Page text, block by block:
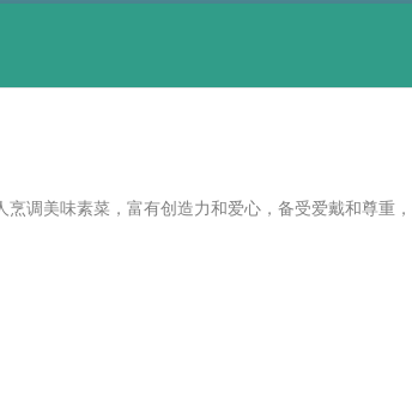
调美味素菜，富有创造力和爱心，备受爱戴和尊重